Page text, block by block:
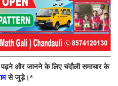
और जानने के लिए चंदौली समाचार के
से जुड़े।*